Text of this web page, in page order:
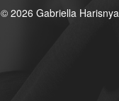
© 2026 Gabriella Harisnya